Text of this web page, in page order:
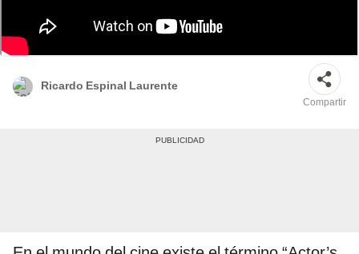
Daniel Day-Lewis cuenta con el respaldo unánime de la industria. Foto:
composición / Ferndale Films / Miramax
Ricardo Espinal Laurente
Compartir